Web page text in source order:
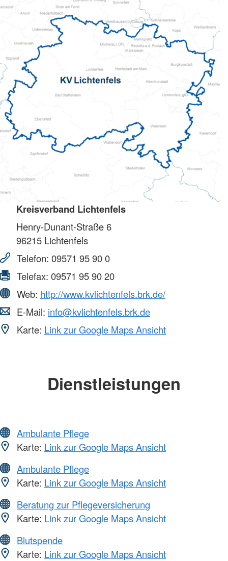
Kreisverband Lichtenfels
Henry-Dunant-Straße 6
96215 Lichtenfels
Telefon: 09571 95 90 0
Telefax: 09571 95 90 20
Web: http://www.kvlichtenfels.brk.de/
E-Mail: info@kvlichtenfels.brk.de
Karte: Link zur Google Maps Ansicht
Dienstleistungen
Ambulante Pflege
Karte: Link zur Google Maps Ansicht
Ambulante Pflege
Karte: Link zur Google Maps Ansicht
Beratung zur Pflegeversicherung
Karte: Link zur Google Maps Ansicht
Blutspende
Karte: Link zur Google Maps Ansicht